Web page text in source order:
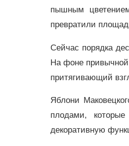
пышным
превратили
Сейчас порядка
На фоне привычной
притягивающий
Яблони
плодами,
декоративную